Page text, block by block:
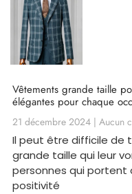
Vêtements grande taille
élégantes pour chaque
21 décembre 2024 Aucun
Il peut être difficile de
grande taille qui leur
personnes qui portent
positivité